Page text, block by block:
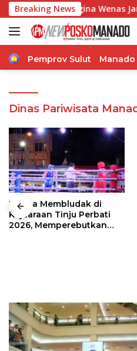
Langsung
ke
konten
Breaking News
Regina Wenas Janji
Home
Pemprov Sulut Manado
Dinas Pariwisata
Warga Membludak di
Kejuaraan Tinju Perbati
2026, Memperebutkan